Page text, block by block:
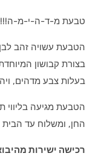
טבעת מ-ד-ה-י-מ-ה!!!
בעלות צבע מדהים,
הטבעת מגיעה בליווי
החן, ומשלוח עד הבית
רכישה ישירות